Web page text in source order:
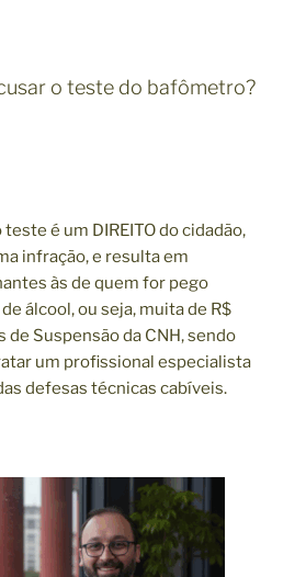
o teste do bafômetro?
teste é um DIREITO do cidadão,
infração, e resulta em
às de quem for pego
álcool, ou seja, muita de R$
de Suspensão da CNH, sendo
um profissional especialista
defesas técnicas cabíveis.